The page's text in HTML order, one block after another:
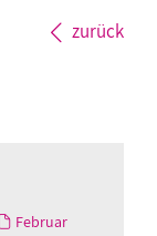
zurück
Februar